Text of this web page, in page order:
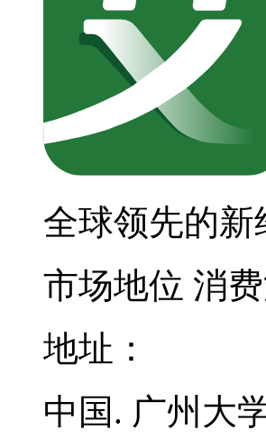
全球领先的
市场地位 消
地址：
中国. 广州大